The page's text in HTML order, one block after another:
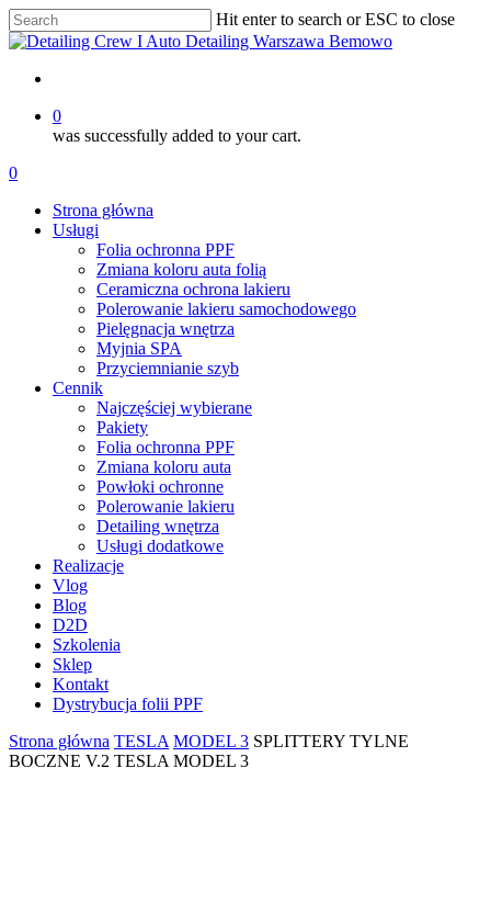
Skip
to
content
Hit enter to search or ESC to close
Close
0
was successfully added to your cart.
Menu
account
0
Strona główna
Usługi
Folia ochronna PPF
Zmiana koloru auta folią
Ceramiczna ochrona lakieru
Polerowanie lakieru samochodowego
Pielęgnacja wnętrza
Myjnia SPA
Przyciemnianie szyb
Cennik
Najczęściej wybierane
Pakiety
Folia ochronna PPF
Zmiana koloru auta
Powłoki ochronne
Polerowanie lakieru
Detailing wnętrza
Usługi dodatkowe
Realizacje
Vlog
Blog
D2D
Szkolenia
Sklep
Kontakt
Dystrybucja folii PPF
Strona główna TESLA MODEL 3 SPLITTERY TYLNE
BOCZNE V.2 TESLA MODEL 3